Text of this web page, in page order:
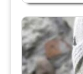
важные
города:
епископ